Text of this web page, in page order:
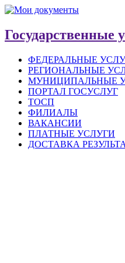
Государственные
ФЕДЕРАЛЬНЫЕ
РЕГИОНАЛЬНЫЕ
МУНИЦИПАЛЬНЫЕ
ПОРТАЛ ГОСУСЛУГ
ТОСП
ФИЛИАЛЫ
ВАКАНСИИ
ПЛАТНЫЕ УСЛУГИ
ДОСТАВКА